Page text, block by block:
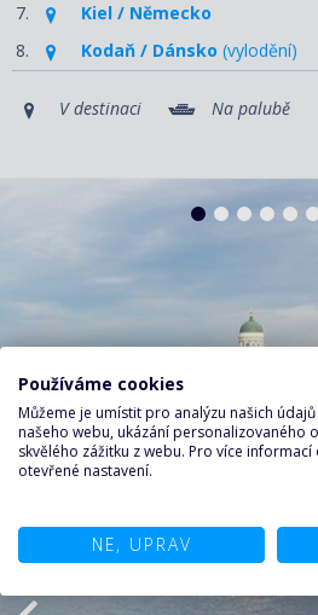
7.
Kiel / Německo
8.
Kodaň / Dánsko (vylodění)
V destinaci Na palubě
Používáme cookies
Můžeme je umístit pro analýzu našich
našeho webu, ukázání personalizovaného
skvělého zážitku z webu. Pro více
otevřené nastavení.
NE, UPRAV